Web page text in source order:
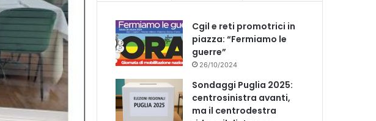
Cgil e reti promotrici in
piazza: “Fermiamo le
guerre”
26/10/2024
Sondaggi Puglia 2025:
centrosinistra avanti,
ma il centrodestra